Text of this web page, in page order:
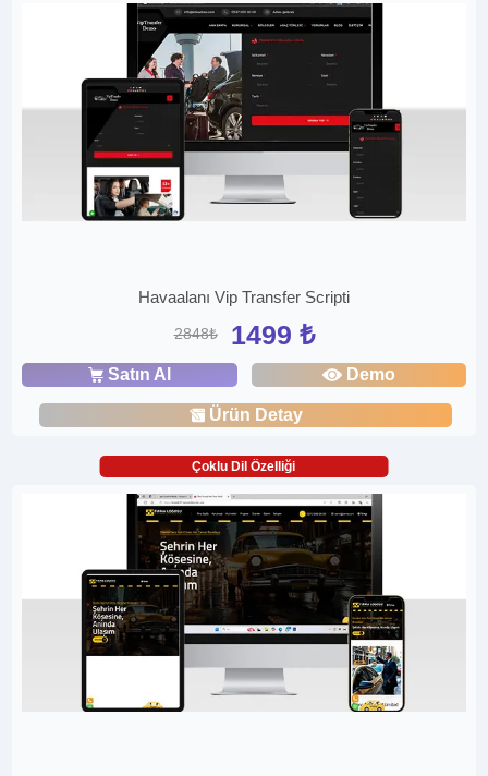
Havaalanı Vip Transfer Scripti
2848₺ 1499 ₺
Satın Al Demo
Ürün Detay
Çoklu Dil Özelliği